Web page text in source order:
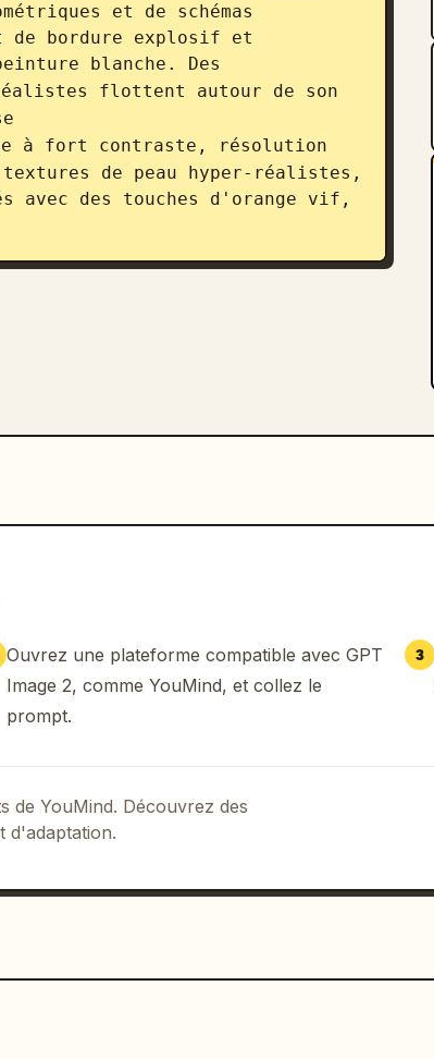
et de schémas
de bordure explosif et
blanche. Des
flottent autour de son
à fort contraste, résolution
de peau hyper-réalistes,
avec des touches d'orange vif,
Ouvrez une plateforme compatible avec GPT
Image 2, comme YouMind, et collez le
prompt.
3
de YouMind. Découvrez des
d'adaptation.